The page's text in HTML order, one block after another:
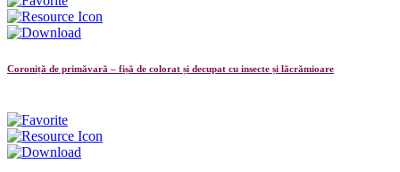
Coroniță de primăvară – fișă de colorat și decupat cu insecte și lăcrămioare